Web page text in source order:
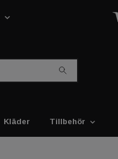
Kläder Tillbehör